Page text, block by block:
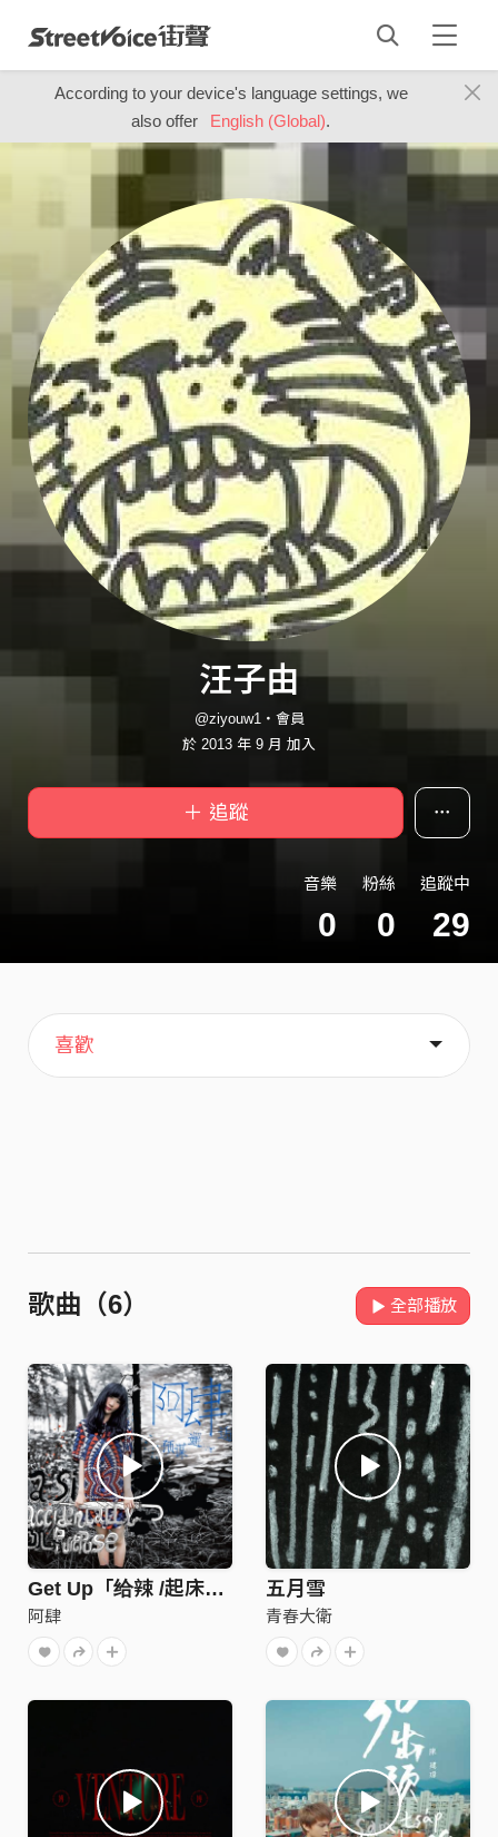
According to your device's language settings, we
also offer
English (Global).
汪子由
@ziyouw1・會員
於 2013 年 9 月 加入
＋ 追蹤
音樂
0
粉絲
0
追蹤中
29
主頁
歌單
喜歡
關於
歌曲（6） 全部播放
Get Up「给辣 /起床歌」
阿肆
五月雪
青春大衛